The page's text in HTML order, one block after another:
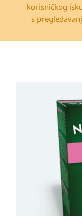
korisničkog
s